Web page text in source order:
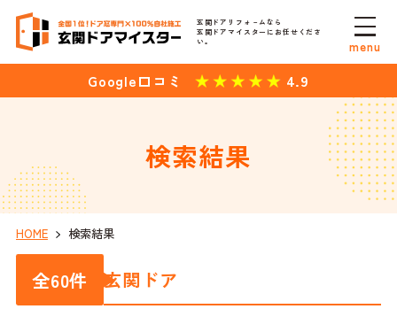
玄関ドアリフォ－ムなら
玄関ドアマイスターにお任せくださ
い。
Google口コミ 4.9
menu
検索結果
HOME 検索結果
全60件 玄関ドア